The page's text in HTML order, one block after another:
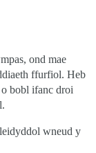
ond mae
ffurfiol. Heb
bobl ifanc droi
wneud y